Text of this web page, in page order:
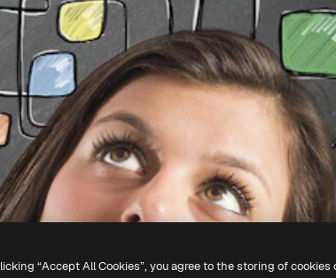
“Accept All Cookies”, you agree to the storing of